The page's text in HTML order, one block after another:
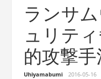
ランサ
ュリテ
的攻撃手
Uhiyamabumi 2016-05-16